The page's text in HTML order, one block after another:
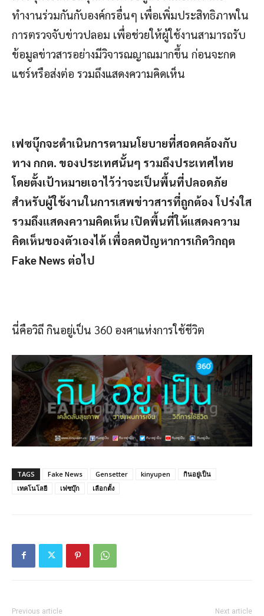
ทำงานร่วมกันกับองค์กรอื่นๆ เพื่อเพิ่มประสิทธิภาพใน
การตรวจจับข่าวปลอม เพื่อช่วยให้ผู้ใช้งานสามารถรับ
ข้อมูลข่าวสารอย่างมีวิจารณญาณมากขึ้น ก่อนจะกด
แชร์หรือส่งต่อ รวมถึงแสดงความคิดเห็น
เฟซบุ๊กจะดำเนินการตามนโยบายที่สอดคล้องกับ
ทาง กกต. ของประเทศนั้นๆ รวมถึงประเทศไทย
โดยตั้งเป้าหมายเอาไว้ว่าจะเป็นพื้นที่ปลอดภัย
สำหรับผู้ใช้งานในการเสพข่าวสารที่ถูกต้อง โปร่งใส
รวมถึงแสดงความคิดเห็น เปิดพื้นที่ให้แสดงความ
คิดเห็นของตัวเองได้ เพื่อลดปัญหาการเกิดวิกฤต
Fake News ต่อไป
นี่คือวิถี กินอยู่เป็น 360 องศาแห่งการใช้ชีวิต
TAGS Fake News Gensetter kinyupen
กินอยู่เป็น
เทคโนโลยี
เฟซบุ๊ก เลือกตั้ง
Previous article Next article